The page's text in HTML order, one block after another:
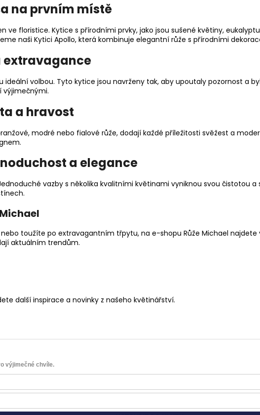
na prvním místě
floristice. Kytice s přírodními prvky, jako jsou sušené květiny,
naši Kytici Apollo, která kombinuje elegantní růže s přírodními
extravagance
volbou. Tyto kytice jsou navrženy tak, aby upoutaly pozornost a
výjimečnými.
a hravost
modré nebo fialové růže, dodají každé příležitosti svěžest a
a elegance
vazby s několika kvalitními květinami vyniknou svou čistotou
toužíte po extravagantním třpytu, na e-shopu Růže Michael najdete
aktuálním trendům.
další inspirace a novinky z našeho květinářství.
výjimečné chvíle.